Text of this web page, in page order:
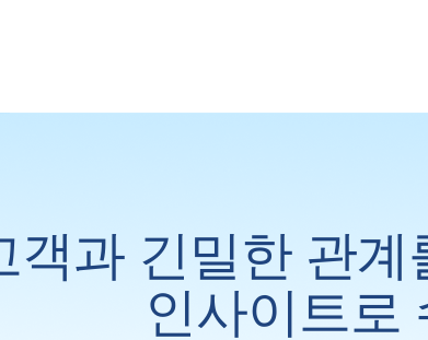
객과 긴밀한 관
인사이트로